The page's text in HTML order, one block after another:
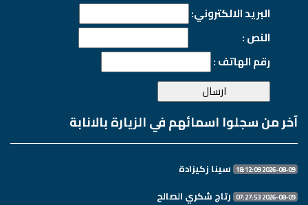
البريد الالكتروني:
النص :
رقم الهاتف :
آخر من سجلوا اسمائهم في الزيارة بالانابة
2026-08-09 18:12:09 سینا زکیزادة
2026-08-09 07:27:53 رتاج شكري الصالح